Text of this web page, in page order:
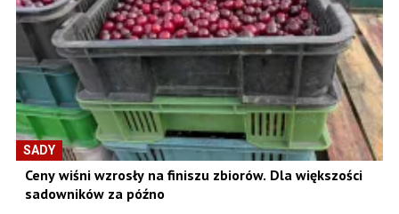
SADY
Ceny wiśni wzrosły na finiszu zbiorów. Dla większości
sadowników za późno